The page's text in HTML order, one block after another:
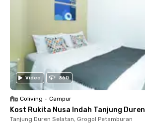
Video 360
Coliving • Campur
Kost Rukita Nusa Indah Tanjung Duren
Tanjung Duren Selatan, Grogol Petamburan